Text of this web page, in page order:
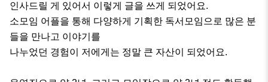
인사드릴 게 있어서 이렇게 글을 쓰게 되었어요.
소모임 어플을 통해 다양하게 기획한 독서모임으로 많은 분
들을 만나고 이야기를
나누었던 경험이 저에게는 정말 큰 자산이 되었어요.